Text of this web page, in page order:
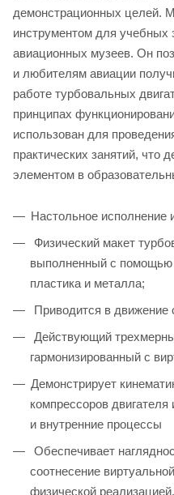
демонстрационных целей.
инструментом для учебных
авиационных музеев. Он
и любителям авиации
работе турбовальных
принципах
использован для
практических занятий, что
элементом в
Настольное исполнение
Физический макет
выполненный с помощью
пластика и металла;
Приводится в
Действующий
гармонизированный с
Демонстрирует
компрессоров двигателя
и внутренние процессы
Обеспечивает
соотнесение
физической реализацией.